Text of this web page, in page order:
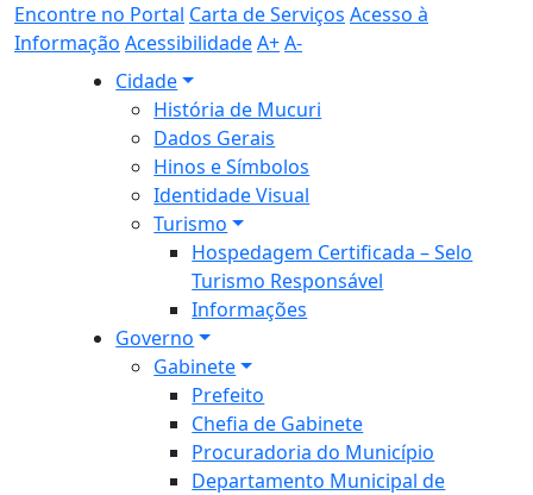
Encontre no Portal Carta de Serviços Acesso à
Informação AcessibilidadeA+A-
Cidade
História de Mucuri
Dados Gerais
Hinos e Símbolos
Identidade Visual
Turismo
Hospedagem Certificada – Selo
Turismo Responsável
Informações
Governo
Gabinete
Prefeito
Chefia de Gabinete
Procuradoria do Município
Departamento Municipal de